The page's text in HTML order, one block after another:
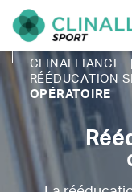
CLINALLIANCE
RÉÉDUCATION
OPÉRATOIRE